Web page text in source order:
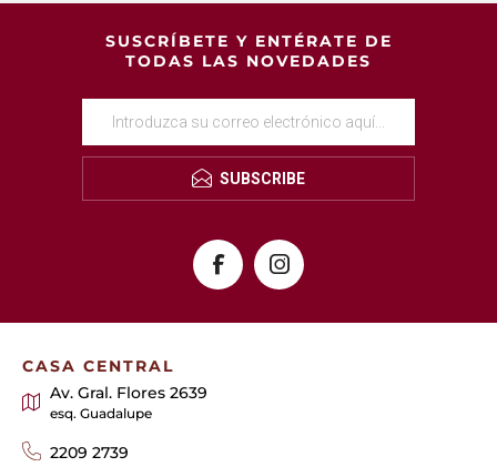
SUSCRÍBETE Y ENTÉRATE DE
TODAS LAS NOVEDADES
SUBSCRIBE
CASA CENTRAL
Av. Gral. Flores 2639
esq. Guadalupe
2209 2739